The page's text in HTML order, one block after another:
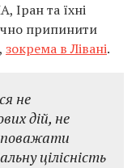
та їхні
припинити
зокрема в Лівані.
не
дій, не
цілісність